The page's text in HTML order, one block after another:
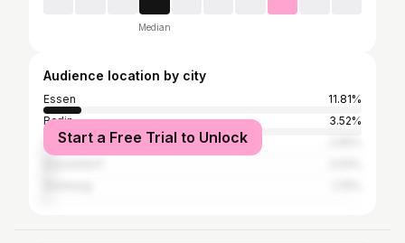
Median
Audience location by city
Essen
11.81%
Berlin
3.52%
Cologne
Start a Free Trial to Unlock